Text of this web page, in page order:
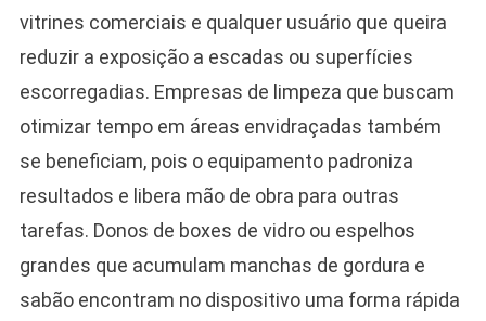
vitrines comerciais e qualquer usuário que queira
reduzir a exposição a escadas ou superfícies
escorregadias. Empresas de limpeza que buscam
otimizar tempo em áreas envidraçadas também
se beneficiam, pois o equipamento padroniza
resultados e libera mão de obra para outras
tarefas. Donos de boxes de vidro ou espelhos
grandes que acumulam manchas de gordura e
sabão encontram no dispositivo uma forma rápida